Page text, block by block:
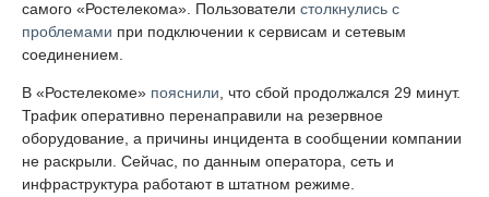
самого «Ростелекома». Пользователи столкнулись с
проблемами при подключении к сервисам и сетевым
соединением.
В «Ростелекоме» пояснили , что сбой продолжался 29 минут.
Трафик оперативно перенаправили на резервное
оборудование, а причины инцидента в сообщении компании
не раскрыли. Сейчас, по данным оператора, сеть и
инфраструктура работают в штатном режиме.